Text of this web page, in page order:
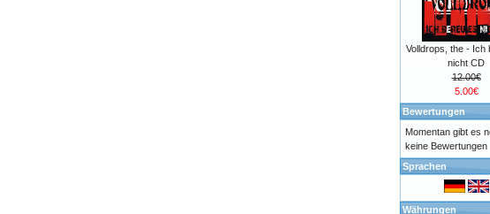
Volldrops, the - Ich
nicht CD
12.00€
5.00€
Bewertungen
Momentan gibt es
keine Bewertungen
Sprachen
Währungen